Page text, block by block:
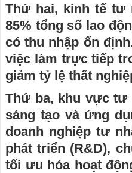
Thứ hai, kinh tế tư
85% tổng số lao
có thu nhập ổn
việc làm trực tiếp
giảm tỷ lệ thất
Thứ ba, khu vực tư
sáng tạo và ứng
doanh nghiệp tư
phát triển (R&D),
tối ưu hóa hoạt